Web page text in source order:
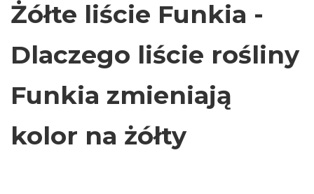
Żółte liście Funkia -
Dlaczego liście rośliny
Funkia zmieniają
kolor na żółty